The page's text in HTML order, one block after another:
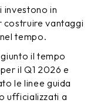
investono in
costruire vantaggi
tempo.
il tempo
il Q1 2026 e
le linee guida
ufficializzati a